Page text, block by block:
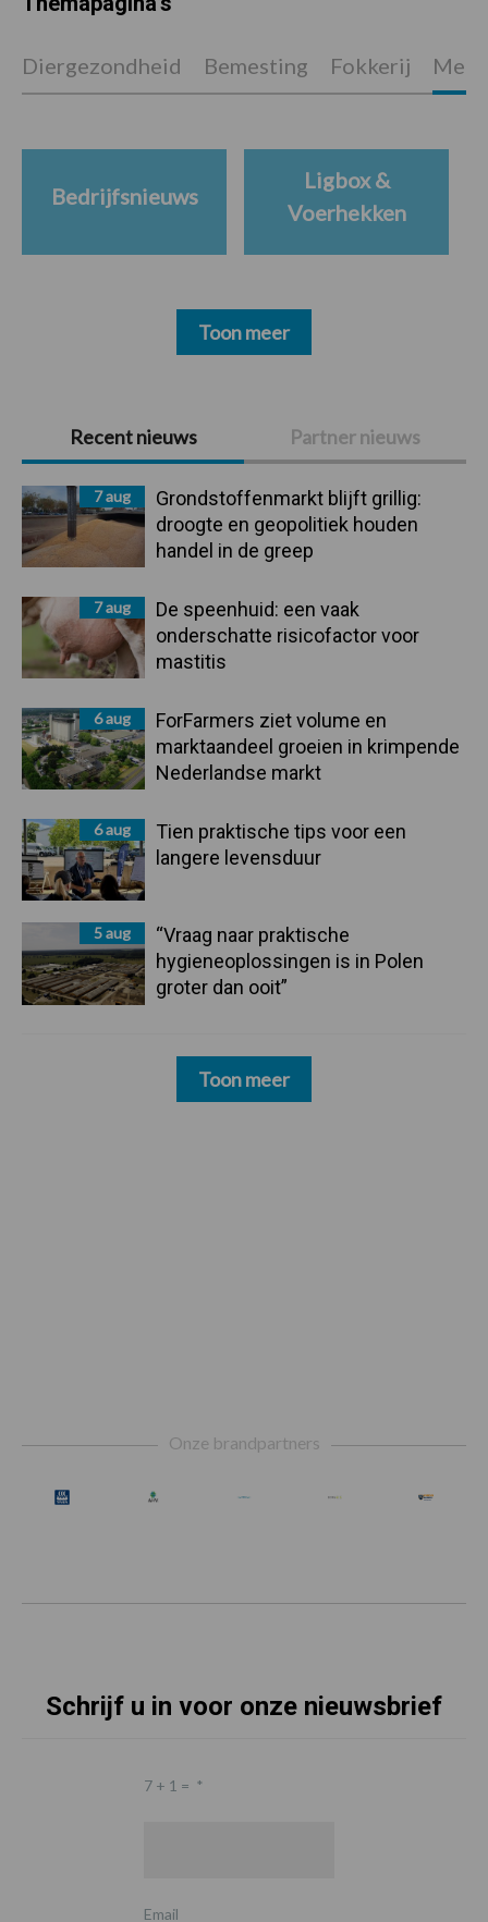
Primaire
Sidebar
Recent nieuws Partner nieuws
7 aug
Grondstoffenmarkt blijft grillig:
droogte en geopolitiek houden
handel in de greep
7 aug
De speenhuid: een vaak
onderschatte risicofactor voor
mastitis
6 aug
ForFarmers ziet volume en
marktaandeel groeien in krimpende
Nederlandse markt
6 aug
Tien praktische tips voor een
langere levensduur
5 aug
“Vraag naar praktische
hygieneoplossingen is in Polen
groter dan ooit”
Toon meer
Diergezondheid Bemesting Fokkerij
Bedrijfsnieuws
Ligbox &
Voerhekken
Toon meer
Onze brandpartners
Schrijf u in voor onze nieuwsbrief
7 + 1 = *
Email